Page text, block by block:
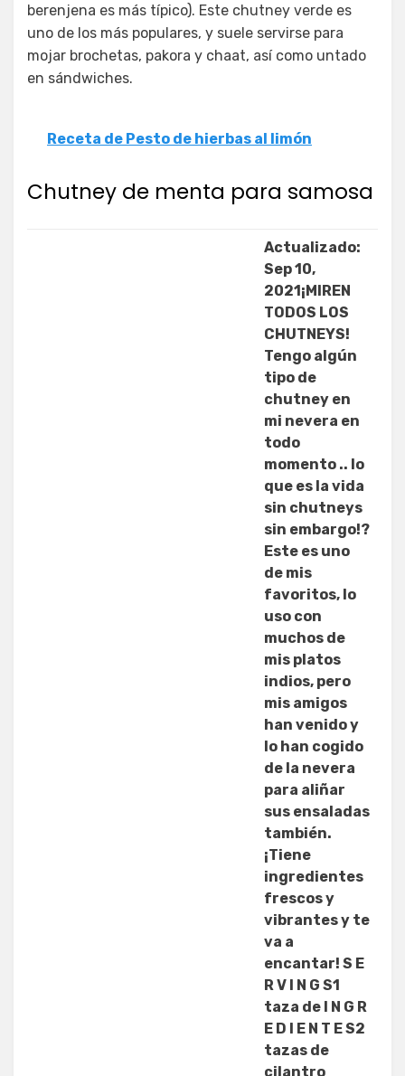
berenjena es más típico). Este chutney verde es
uno de los más populares, y suele servirse para
mojar brochetas, pakora y chaat, así como untado
en sándwiches.
Receta de Pesto de hierbas al limón
Chutney de menta para samosa
Actualizado:
Sep 10,
2021¡MIREN
TODOS LOS
CHUTNEYS!
Tengo algún
tipo de
chutney en
mi nevera en
todo
momento .. lo
que es la vida
sin chutneys
sin embargo!?
Este es uno
de mis
favoritos, lo
uso con
muchos de
mis platos
indios, pero
mis amigos
han venido y
lo han cogido
de la nevera
para aliñar
sus ensaladas
también.
¡Tiene
ingredientes
frescos y
vibrantes y te
va a
encantar! S E
R V I N G S1
taza de I N G R
E D I E N T E S2
tazas de
cilantro